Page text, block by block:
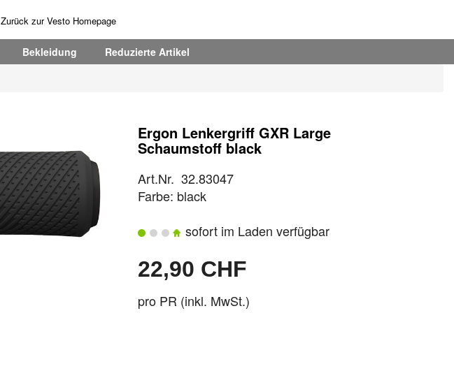
Zurück zur Vesto Homepage
Bekleidung Reduzierte Artikel
Ergon Lenkergriff GXR Large
Schaumstoff black
Art.Nr. 32.83047
Farbe: black
sofort im Laden verfügbar
22,90 CHF
pro PR (inkl. MwSt.)